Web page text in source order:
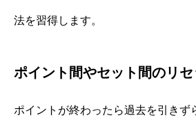
法を習得します。
ポイント間やセット間のリ
ポイントが終わったら過去を引きず